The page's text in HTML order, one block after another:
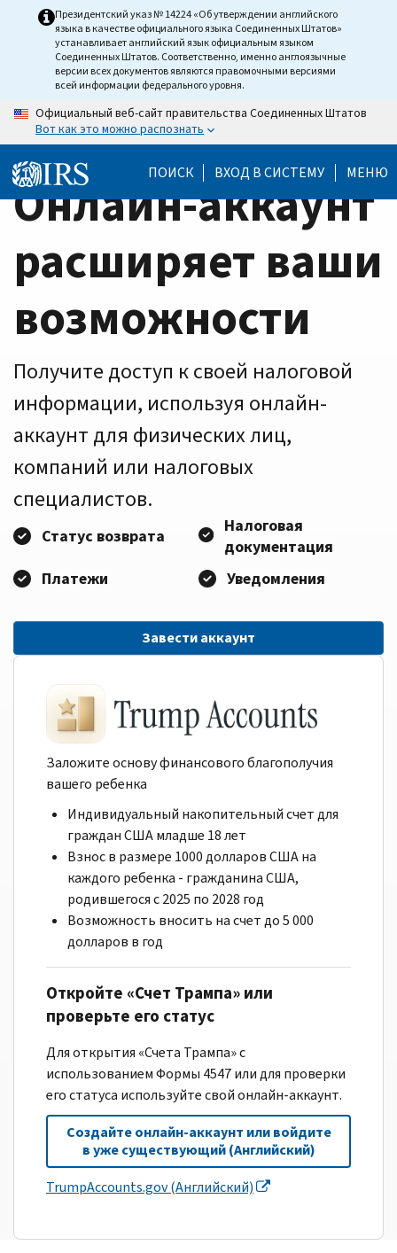
HomeПрезидентский указ № 14224 «Об утверждении английского
языка в качестве официального языка Соединенных Штатов»
устанавливает английский язык официальным языком
Соединенных Штатов. Соответственно, именно англоязычные
версии всех документов являются правомочными версиями
всей информации федерального уровня.
Официальный веб-сайт правительства Соединенных Штатов
Вот как это можно распознать
ПОИСК ВХОД В СИСТЕМУ МЕНЮ
Онлайн-аккаунт
расширяет ваши
возможности
Получите доступ к своей налоговой
информации, используя онлайн-
аккаунт для физических лиц,
компаний или налоговых
специалистов.
Статус возврата
Налоговая
документация
Платежи
Уведомления
Завести аккаунт
Заложите основу финансового благополучия
вашего ребенка
Индивидуальный накопительный счет для
граждан США младше 18 лет
Взнос в размере 1000 долларов США на
каждого ребенка - гражданина США,
родившегося с 2025 по 2028 год
Возможность вносить на счет до 5 000
долларов в год
Откройте «Счет Трампа» или
проверьте его статус
Для открытия «Счета Трампа» с
использованием Формы 4547 или для проверки
его статуса используйте свой онлайн-аккаунт.
Создайте онлайн-аккаунт или войдите
в уже существующий (Английский)
TrumpAccounts.gov (Английский)